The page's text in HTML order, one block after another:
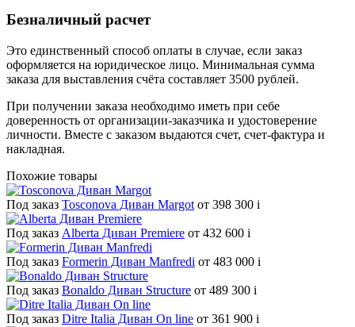
Безналичный расчет
Это единственный способ оплаты в случае, если заказ
оформляется на юридическое лицо. Минимальная сумма
заказа для выставления счёта составляет 3500 рублей.
При получении заказа необходимо иметь при себе
доверенность от организации-заказчика и удостоверение
личности. Вместе с заказом выдаются счет, счет-фактура и
накладная.
Похожие товары
Под заказ Tosconova Диван Margot от 398 300 i
Под заказ Alberta Диван Premiere от 432 600 i
Под заказ Formerin Диван Manfredi от 483 000 i
Под заказ Bonaldo Диван Structure от 489 300 i
Под заказ Ditre Italia Диван On line от 361 900 i